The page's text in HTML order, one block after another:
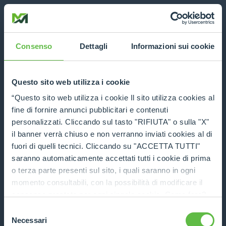
Consenso Dettagli Informazioni sui cookie
Questo sito web utilizza i cookie
“Questo sito web utilizza i cookie Il sito utilizza cookies al
fine di fornire annunci pubblicitari e contenuti
personalizzati. Cliccando sul tasto "RIFIUTA" o sulla "X"
il banner verrà chiuso e non verranno inviati cookies al di
fuori di quelli tecnici. Cliccando su "ACCETTA TUTTI"
saranno automaticamente accettati tutti i cookie di prima
o terza parte presenti sul sito, i quali saranno in ogni
momento consultabili, con la possibilità di modificare il
ogni pagina, selezionare "Modifichi il suo consenso" e
delNecessari
Application error: a client-side exception has occurred (see the